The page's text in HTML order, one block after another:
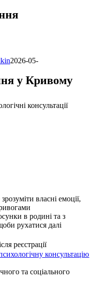
2026-05-
у Кривому
консультації
власні емоції,
в родині та з
рухатися далі
реєстрації
консультацію
та соціального